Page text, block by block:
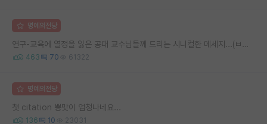
명예의전당
연구-교육에 열정을 잃은 공대 교수님들께 드리는 시니컬한 메세지...(ㅂㄷㅂㄷ)
463 70 61322
명예의전당
첫 citation 뽕맛이 엄청나네요...
136 10 23031